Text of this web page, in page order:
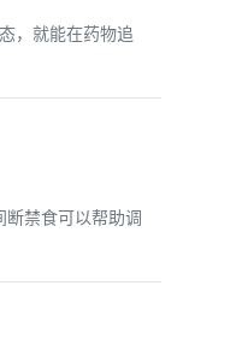
，就能在药物追
禁食可以帮助调